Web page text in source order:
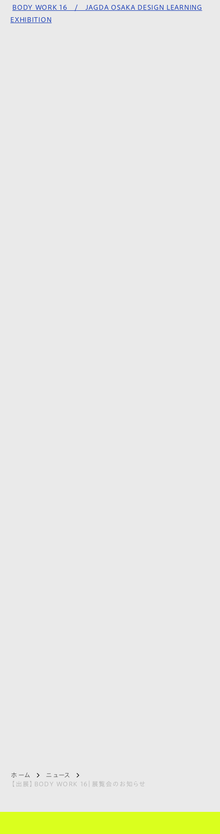
BODY WORK 16 / JAGDA OSAKA DESIGN LEARNING
EXHIBITION
ホーム ニュース
【出展】BODY WORK 16｜展覧会のお知らせ